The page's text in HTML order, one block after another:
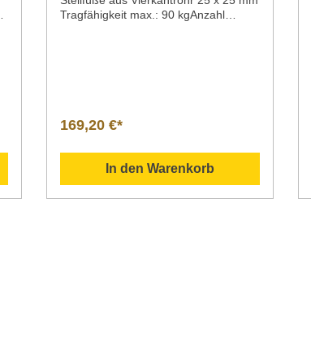
Tragfähigkeit max.: 90 kgAnzahl
169,20 €*
In den Warenkorb